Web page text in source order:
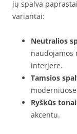
jų spalva
variantai:
Neutralios
naudojamos
interjere.
Tamsios
Ryškūs tonai
akcentu.